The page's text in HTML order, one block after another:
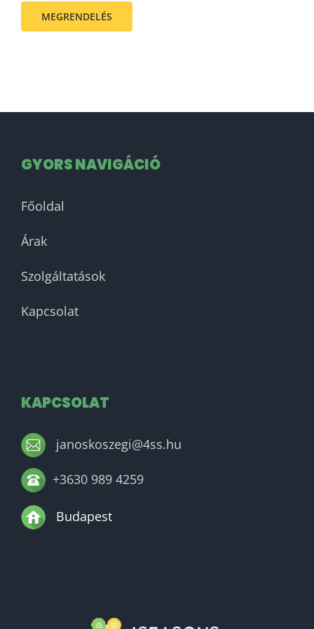
MEGRENDELÉS
GYORS NAVIGÁCIÓ
Főoldal
Árak
Szolgáltatások
Kapcsolat
KAPCSOLAT
janoskoszegi@4ss.hu
+3630 989 4259
Budapest